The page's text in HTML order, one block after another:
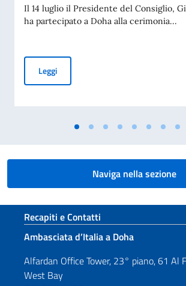
Il 14 luglio il Presidente del Consiglio,
ha partecipato a Doha alla cerimonia...
LeggiCerimonia di presentazione delle
Naviga nella sezione
Sezione footer
Recapiti e Contatti
Ambasciata d’Italia a Doha
Alfardan Office Tower, 23° piano, 61 Al
West Bay